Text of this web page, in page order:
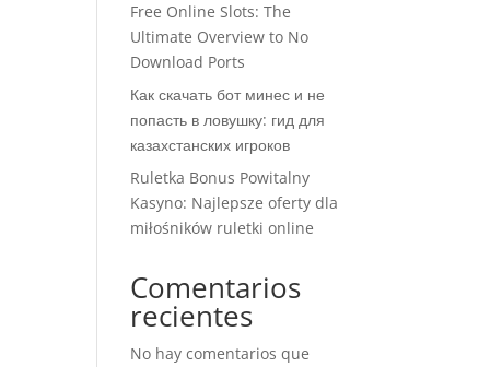
Free Online Slots: The
Ultimate Overview to No
Download Ports
Как скачать бот минес и не
попасть в ловушку: гид для
казахстанских игроков
Ruletka Bonus Powitalny
Kasyno: Najlepsze oferty dla
miłośników ruletki online
Comentarios
recientes
No hay comentarios que